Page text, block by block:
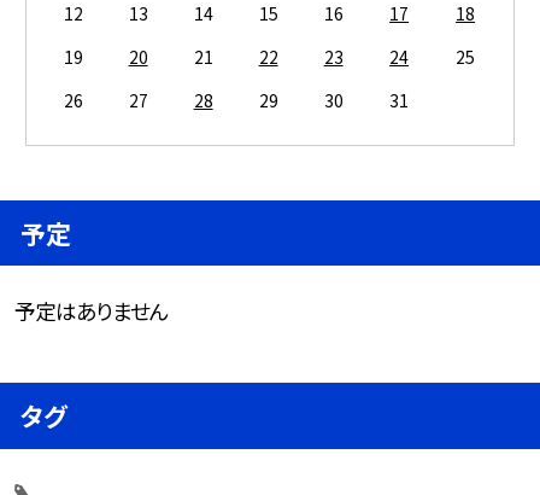
12
13 14 15 16 17
18
19
20 21 22 23 24
25
26
27 28 29 30 31
予定
予定はありません
タグ